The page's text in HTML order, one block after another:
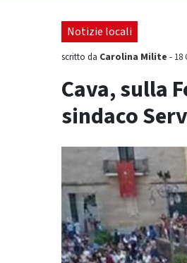
Notizie locali
scritto da Carolina Milite - 18
Cava, sulla
sindaco